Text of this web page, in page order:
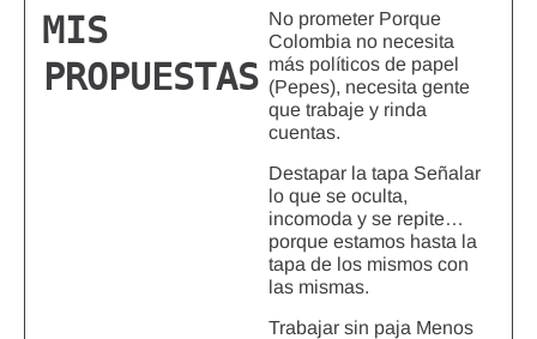
MIS
PROPUESTAS
No prometer Porque
Colombia no necesita
más políticos de papel
(Pepes), necesita gente
que trabaje y rinda
cuentas.
Destapar la tapa Señalar
lo que se oculta,
incomoda y se repite…
porque estamos hasta la
tapa de los mismos con
las mismas.
Trabajar sin paja Menos